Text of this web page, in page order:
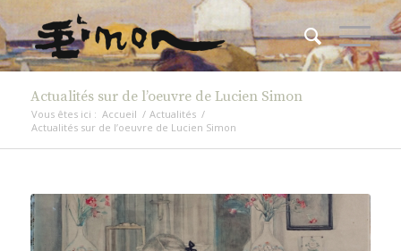
Actualités sur de l’oeuvre de Lucien Simon
Vous êtes ici : Accueil / Actualités /
Actualités sur de l’oeuvre de Lucien Simon